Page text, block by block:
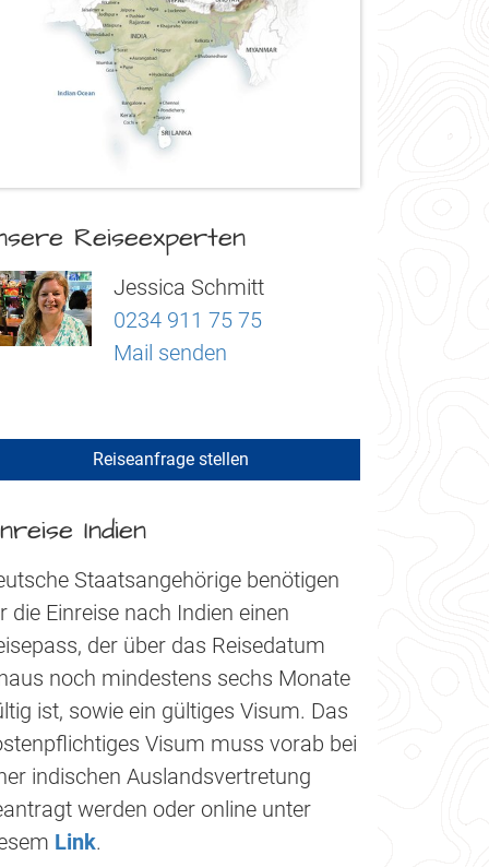
Reiseexperten
Jessica Schmitt
0234 911 75 75
Mail senden
Reiseanfrage stellen
Indien
Staatsangehörige benötigen
die Einreise nach Indien einen
der über das Reisedatum
noch mindestens sechs Monate
ist, sowie ein gültiges Visum. Das
Visum muss vorab bei
indischen Auslandsvertretung
werden oder online unter
Link.